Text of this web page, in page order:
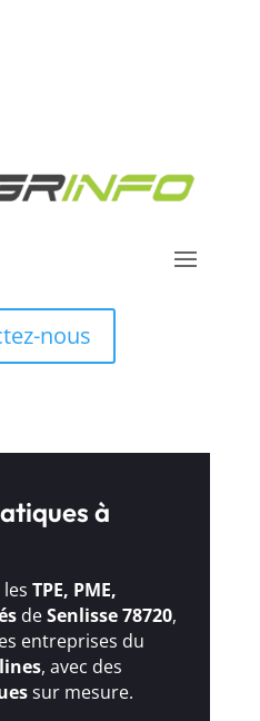
nous
à
TPE, PME,
deSenlisse 78720,
entreprises du
, avec des
sur mesure.